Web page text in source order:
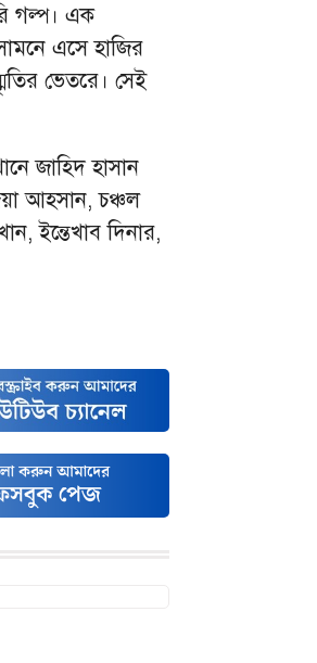
গল্প। এক
এসে হাজির
ভেতরে। সেই
জাহিদ হাসান
আহসান, চঞ্চল
ইন্তেখাব দিনার,